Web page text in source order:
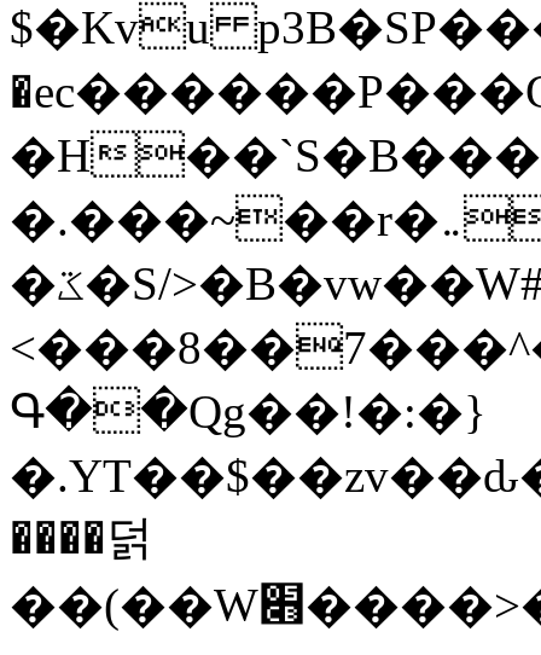
$�Kvu
�H
�.���~��r�޼�}�܅�mؕWu���K}
�ػ�S/>�B�vw��W#�I��*]\W��)Ħ�1��fC}
Գ��Qg��!�:�}
����덝
��(��W׋����>��O>�d�%Y�@�@ڻ<�z{rc&׻��z�����AeK�^�����������˩t��=x~